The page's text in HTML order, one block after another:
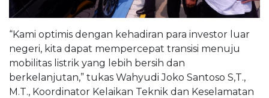
“Kami optimis dengan kehadiran para investor luar
negeri, kita dapat mempercepat transisi menuju
mobilitas listrik yang lebih bersih dan
berkelanjutan,” tukas Wahyudi Joko Santoso S,T.,
M.T., Koordinator Kelaikan Teknik dan Keselamatan